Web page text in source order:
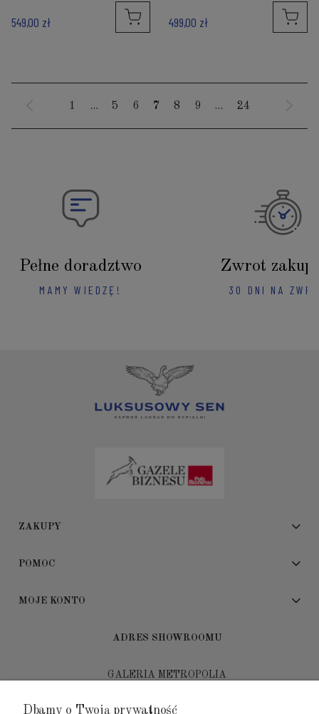
549,00 zł 499,00 zł
1 ... 5 6 7 8 9 ... 24
Pełne doradztwo
MAMY WIEDZĘ!
Zwrot
30 DNI NA
ZAKUPY
POMOC
MOJE KONTO
ADRES SHOWROOMU
GALERIA METROPOLIA
Dbamy o Twoją prywatność